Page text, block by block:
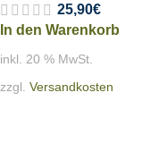
25,90€
In den Warenkorb
inkl. 20 % MwSt.
zzgl. Versandkosten